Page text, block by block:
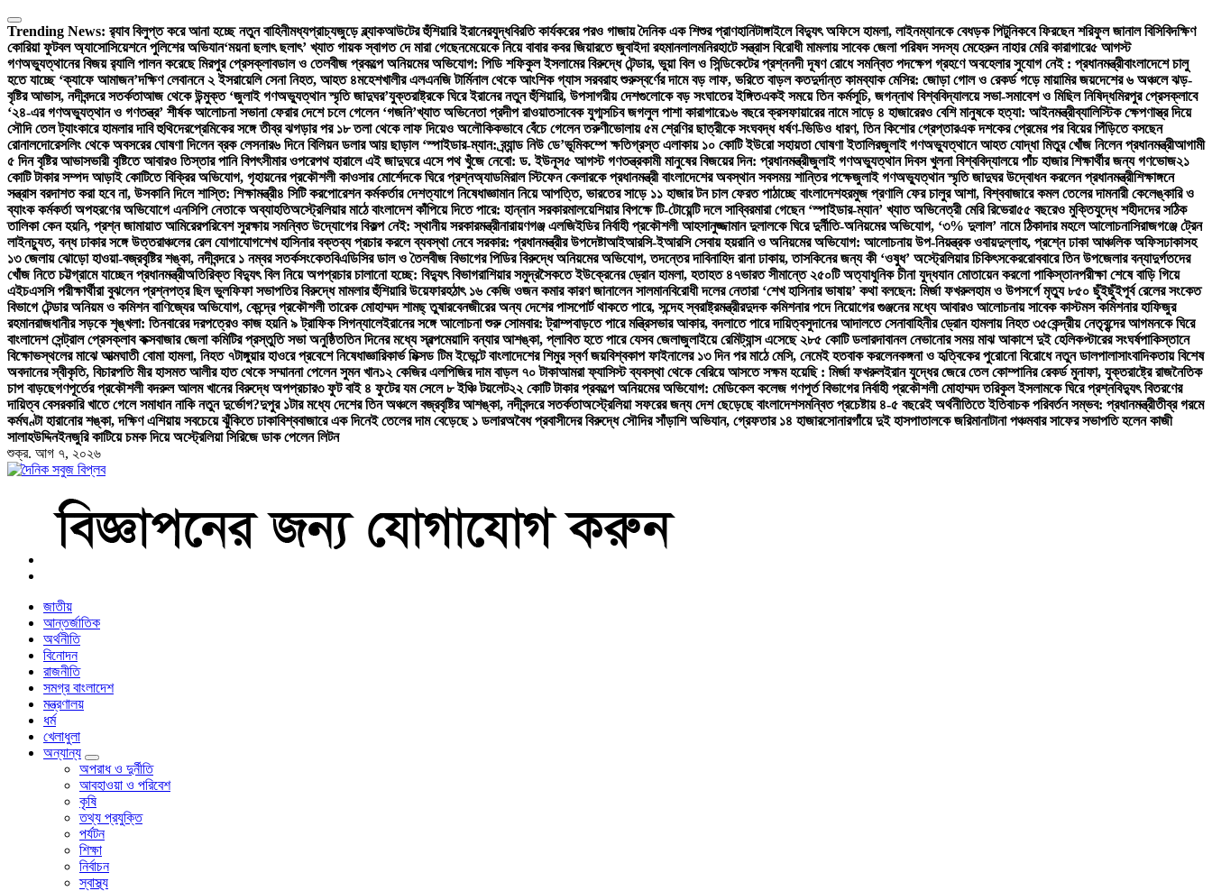
Skip
to
content
Trending News: র‍্যাব বিলুপ্ত করে আনা হচ্ছে নতুন বাহিনীমধ্যপ্রাচ্যজুড়ে ব্ল্যাকআউটের হুঁশিয়ারি ইরানেরযুদ্ধবিরতি কার্যকরের পরও গাজায় দৈনিক এক শিশুর প্রাণহানিটাঙ্গাইলে বিদ্যুৎ অফিসে হামলা, লাইনম্যানকে বেধড়ক পিটুনিকবে ফিরছেন শরিফুল জানাল বিসিবিদক্ষিণ
কোরিয়া ফুটবল অ্যাসোসিয়েশনে পুলিশের অভিযান‘ময়না ছলাৎ ছলাৎ’ খ্যাত গায়ক স্বাগত দে মারা গেছেনমেয়েকে নিয়ে বাবার কবর জিয়ারতে জুবাইদা রহমানলালমনিরহাটে সন্ত্রাস বিরোধী মামলায় সাবেক জেলা পরিষদ সদস্য মেহেরুন নাহার মেরি কারাগারে৫ আগস্ট
গণঅভ্যুত্থানের বিজয় র‍্যালি পালন করেছে মিরপুর প্রেসক্লাবডাল ও তেলবীজ প্রকল্পে অনিয়মের অভিযোগ: পিডি শফিকুল ইসলামের বিরুদ্ধে টেন্ডার, ভুয়া বিল ও সিন্ডিকেটের প্রশ্ননদী দূষণ রোধে সমন্বিত পদক্ষেপ গ্রহণে অবহেলার সুযোগ নেই : প্রধানমন্ত্রীবাংলাদেশে চালু
হতে যাচ্ছে ‘ক্যাফে আমাজন’দক্ষিণ লেবাননে ২ ইসরায়েলি সেনা নিহত, আহত ৪মহেশখালীর এলএনজি টার্মিনাল থেকে আংশিক গ্যাস সরবরাহ শুরুস্বর্ণের দামে বড় লাফ, ভরিতে বাড়ল কতদুর্দান্ত কামব্যাক মেসির: জোড়া গোল ও রেকর্ড গড়ে মায়ামির জয়দেশের ৬ অঞ্চলে ঝড়-
বৃষ্টির আভাস, নদীবন্দরে সতর্কতাআজ থেকে উন্মুক্ত ‘জুলাই গণঅভ্যুত্থান স্মৃতি জাদুঘর’যুক্তরাষ্ট্রকে ঘিরে ইরানের নতুন হুঁশিয়ারি, উপসাগরীয় দেশগুলোকে বড় সংঘাতের ইঙ্গিতএকই সময়ে তিন কর্মসূচি, জগন্নাথ বিশ্ববিদ্যালয়ে সভা-সমাবেশ ও মিছিল নিষিদ্ধমিরপুর প্রেসক্লাবে
‘২৪-এর গণঅভ্যুত্থান ও গণতন্ত্র’ শীর্ষক আলোচনা সভানা ফেরার দেশে চলে গেলেন ‘গজনি’খ্যাত অভিনেতা প্রদীপ রাওয়াতসাবেক যুগ্মসচিব জগলুল পাশা কারাগারে১৬ বছরে ক্রসফায়ারের নামে সাড়ে ৪ হাজারেরও বেশি মানুষকে হত্যা: আইনমন্ত্রীব্যালিস্টিক ক্ষেপণাস্ত্র দিয়ে
সৌদি তেল ট্যাংকারে হামলার দাবি হুথিদেরপ্রেমিকের সঙ্গে তীব্র ঝগড়ার পর ১৮ তলা থেকে লাফ দিয়েও অলৌকিকভাবে বেঁচে গেলেন তরুণীভোলায় ৫ম শ্রেণির ছাত্রীকে সংঘবদ্ধ ধর্ষণ-ভিডিও ধারণ, তিন কিশোর গ্রেপ্তারএক দশকের প্রেমের পর বিয়ের পিঁড়িতে বসছেন
রোনালদোরেসলিং থেকে অবসরের ঘোষণা দিলেন ব্রক লেসনার৬ দিনে বিলিয়ন ডলার আয় ছাড়াল ‘স্পাইডার-ম্যান: ব্র্যান্ড নিউ ডে’ভূমিকম্পে ক্ষতিগ্রস্ত এলাকায় ১০ কোটি ইউরো সহায়তা ঘোষণা ইতালিরজুলাই গণঅভ্যুত্থানে আহত যোদ্ধা মিতুর খোঁজ নিলেন প্রধানমন্ত্রীআগামী
৫ দিন বৃষ্টির আভাসভারী বৃষ্টিতে আবারও তিস্তার পানি বিপৎসীমার ওপরেপথ হারালে এই জাদুঘরে এসে পথ খুঁজে নেবো: ড. ইউনূস৫ আগস্ট গণতন্ত্রকামী মানুষের বিজয়ের দিন: প্রধানমন্ত্রীজুলাই গণঅভ্যুত্থান দিবস খুলনা বিশ্ববিদ্যালয়ে পাঁচ হাজার শিক্ষার্থীর জন্য গণভোজ২১
কোটি টাকার সম্পদ আড়াই কোটিতে বিক্রির অভিযোগ, গৃহায়নের প্রকৌশলী কাওসার মোর্শেদকে ঘিরে প্রশ্নঅ্যাডমিরাল স্টিফেন কেলারকে প্রধানমন্ত্রী বাংলাদেশের অবস্থান সবসময় শান্তির পক্ষেজুলাই গণঅভ্যুত্থান স্মৃতি জাদুঘর উদ্বোধন করলেন প্রধানমন্ত্রীশিক্ষাঙ্গনে
সন্ত্রাস বরদাশত করা হবে না, উসকানি দিলে শাস্তি: শিক্ষামন্ত্রী৪ সিটি করপোরেশন কর্মকর্তার দেশত্যাগে নিষেধাজ্ঞামান নিয়ে আপত্তি, ভারতের সাড়ে ১১ হাজার টন চাল ফেরত পাঠাচ্ছে বাংলাদেশহরমুজ প্রণালি ফের চালুর আশা, বিশ্ববাজারে কমল তেলের দামনারী কেলেঙ্কারি ও
ব্যাংক কর্মকর্তা অপহরণের অভিযোগে এনসিপি নেতাকে অব্যাহতিঅস্ট্রেলিয়ার মাঠে বাংলাদেশ কাঁপিয়ে দিতে পারে: হান্নান সরকারমালয়েশিয়ার বিপক্ষে টি-টোয়েন্টি দলে সাব্বিরমারা গেছেন ‘স্পাইডার-ম্যান’ খ্যাত অভিনেত্রী মেরি রিভেরা৫৫ বছরেও মুক্তিযুদ্ধে শহীদদের সঠিক
তালিকা কেন হয়নি, প্রশ্ন জামায়াত আমিরেরপরিবেশ সুরক্ষায় সমন্বিত উদ্যোগের বিকল্প নেই: স্থানীয় সরকারমন্ত্রীনারায়ণগঞ্জ এলজিইডির নির্বাহী প্রকৌশলী আহসানুজ্জামান দুলালকে ঘিরে দুর্নীতি-অনিয়মের অভিযোগ, ‘৩% দুলাল’ নামে ঠিকাদার মহলে আলোচনাসিরাজগঞ্জে ট্রেন
লাইনচ্যুত, বন্ধ ঢাকার সঙ্গে উত্তরাঞ্চলের রেল যোগাযোগশেখ হাসিনার বক্তব্য প্রচার করলে ব্যবস্থা নেবে সরকার: প্রধানমন্ত্রীর উপদেষ্টাআইআরসি-ইআরসি সেবায় হয়রানি ও অনিয়মের অভিযোগ: আলোচনায় উপ-নিয়ন্ত্রক ওবায়দুল্লাহ, প্রশ্নে ঢাকা আঞ্চলিক অফিসঢাকাসহ
১৩ জেলায় ঝোড়ো হাওয়া-বজ্রবৃষ্টির শঙ্কা, নদীবন্দরে ১ নম্বর সতর্কসংকেতবিএডিসির ডাল ও তৈলবীজ বিভাগের পিডির বিরুদ্ধে অনিয়মের অভিযোগ, তদন্তের দাবিনাহিদ রানা ঢাকায়, তাসকিনের জন্য কী ‘ওষুধ’ অস্ট্রেলিয়ার চিকিৎসকেররোববারে তিন উপজেলার বন্যাদুর্গতদের
খোঁজ নিতে চট্টগ্রামে যাচ্ছেন প্রধানমন্ত্রীঅতিরিক্ত বিদ্যুৎ বিল নিয়ে অপপ্রচার চালানো হচ্ছে: বিদ্যুৎ বিভাগরাশিয়ার সমুদ্রসৈকতে ইউক্রেনের ড্রোন হামলা, হতাহত ৪৭ভারত সীমান্তে ২৫০টি অত্যাধুনিক চীনা যুদ্ধযান মোতায়েন করলো পাকিস্তানপরীক্ষা শেষে বাড়ি গিয়ে
এইচএসসি পরীক্ষার্থীরা বুঝলেন প্রশ্নপত্র ছিল ভুলফিফা সভাপতির বিরুদ্ধে মামলার হুঁশিয়ারি উয়েফারহঠাৎ ১৬ কেজি ওজন কমার কারণ জানালেন সালমানবিরোধী দলের নেতারা ‘শেখ হাসিনার ভাষায়’ কথা বলছেন: মির্জা ফখরুলহাম ও উপসর্গে মৃত্যু ৮৫০ ছুঁইছুঁইপূর্ব রেলের সংকেত
বিভাগে টেন্ডার অনিয়ম ও কমিশন বাণিজ্যের অভিযোগ, কেন্দ্রে প্রকৌশলী তারেক মোহাম্মদ শামছ্ তুষারবেনজীরের অন্য দেশের পাসপোর্ট থাকতে পারে, সন্দেহ স্বরাষ্ট্রমন্ত্রীরদুদক কমিশনার পদে নিয়োগের গুঞ্জনের মধ্যে আবারও আলোচনায় সাবেক কাস্টমস কমিশনার হাফিজুর
রহমানরাজধানীর সড়কে শৃঙ্খলা: তিনবারের দরপত্রেও কাজ হয়নি ৯ ট্রাফিক সিগন্যালেইরানের সঙ্গে আলোচনা শুরু সোমবার: ট্রাম্পবাড়তে পারে মন্ত্রিসভার আকার, বদলাতে পারে দায়িত্বসুদানের আদালতে সেনাবাহিনীর ড্রোন হামলায় নিহত ৩৫কেন্দ্রীয় নেতৃবৃন্দের আগমনকে ঘিরে
বাংলাদেশ সেন্ট্রাল প্রেসক্লাব কক্সবাজার জেলা কমিটির প্রস্তুতি সভা অনুষ্ঠিততিন দিনের মধ্যে স্বল্পমেয়াদি বন্যার আশঙ্কা, প্লাবিত হতে পারে যেসব জেলাজুলাইয়ে রেমিট্যান্স এসেছে ২৮৫ কোটি ডলারদাবানল নেভানোর সময় মাঝ আকাশে দুই হেলিকপ্টারের সংঘর্ষপাকিস্তানে
বিক্ষোভস্থলের মাঝে আত্মঘাতী বোমা হামলা, নিহত ৭টাঙ্গুয়ার হাওরে প্রবেশে নিষেধাজ্ঞারিকার্ভ মিক্সড টিম ইভেন্টে বাংলাদেশের শিমুর স্বর্ণ জয়বিশ্বকাপ ফাইনালের ১৩ দিন পর মাঠে মেসি, নেমেই হতবাক করলেনকঙ্গনা ও হৃত্বিকের পুরোনো বিরোধে নতুন ডালপালাসাংবাদিকতায় বিশেষ
অবদানের স্বীকৃতি, বিচারপতি মীর হাসমত আলীর হাত থেকে সম্মাননা পেলেন সুমন খান১২ কেজির এলপিজির দাম বাড়ল ৭০ টাকাআমরা ফ্যাসিস্ট ব্যবস্থা থেকে বেরিয়ে আসতে সক্ষম হয়েছি : মির্জা ফখরুলইরান যুদ্ধের জেরে তেল কোম্পানির রেকর্ড মুনাফা, যুক্তরাষ্ট্রে রাজনৈতিক
চাপ বাড়ছেগণপূর্তের প্রকৌশলী বদরুল আলম খানের বিরুদ্ধে অপপ্রচার৩ ফুট বাই ৪ ফুটের যম সেলে ৮ ইঞ্চি টয়লেট২২ কোটি টাকার প্রকল্পে অনিয়মের অভিযোগ: মেডিকেল কলেজ গণপূর্ত বিভাগের নির্বাহী প্রকৌশলী মোহাম্মদ তরিকুল ইসলামকে ঘিরে প্রশ্নবিদ্যুৎ বিতরণের
দায়িত্ব বেসরকারি খাতে গেলে সমাধান নাকি নতুন দুর্ভোগ?দুপুর ১টার মধ্যে দেশের তিন অঞ্চলে বজ্রবৃষ্টির আশঙ্কা, নদীবন্দরে সতর্কতাঅস্ট্রেলিয়া সফরের জন্য দেশ ছেড়েছে বাংলাদেশসমন্বিত প্রচেষ্টায় ৪-৫ বছরেই অর্থনীতিতে ইতিবাচক পরিবর্তন সম্ভব: প্রধানমন্ত্রীতীব্র গরমে
কর্মঘণ্টা হারানোর শঙ্কা, দক্ষিণ এশিয়ায় সবচেয়ে ঝুঁকিতে ঢাকাবিশ্ববাজারে এক দিনেই তেলের দাম বেড়েছে ১ ডলারঅবৈধ প্রবাসীদের বিরুদ্ধে সৌদির সাঁড়াশি অভিযান, গ্রেফতার ১৪ হাজারসোনারগাঁয়ে দুই হাসপাতালকে জরিমানাটানা পঞ্চমবার সাফের সভাপতি হলেন কাজী
সালাহউদ্দিনইনজুরি কাটিয়ে চমক দিয়ে অস্ট্রেলিয়া সিরিজে ডাক পেলেন লিটন
শুক্র. আগ ৭, ২০২৬
বাংলা নিউজ পেপার
জাতীয়
আন্তর্জাতিক
অর্থনীতি
বিনোদন
রাজনীতি
সমগ্র বাংলাদেশ
মন্ত্রণালয়
ধর্ম
খেলাধুলা
অন্যান্য
অপরাধ ও দুর্নীতি
আবহাওয়া ও পরিবেশ
কৃষি
তথ্য প্রযুক্তি
পর্যটন
শিক্ষা
নির্বাচন
স্বাস্থ্য